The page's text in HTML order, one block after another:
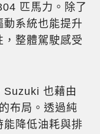
匹馬力。除了
系統也能提升
整體駕駛感受
Suzuki 也藉由
布局。透過純
能降低油耗與排